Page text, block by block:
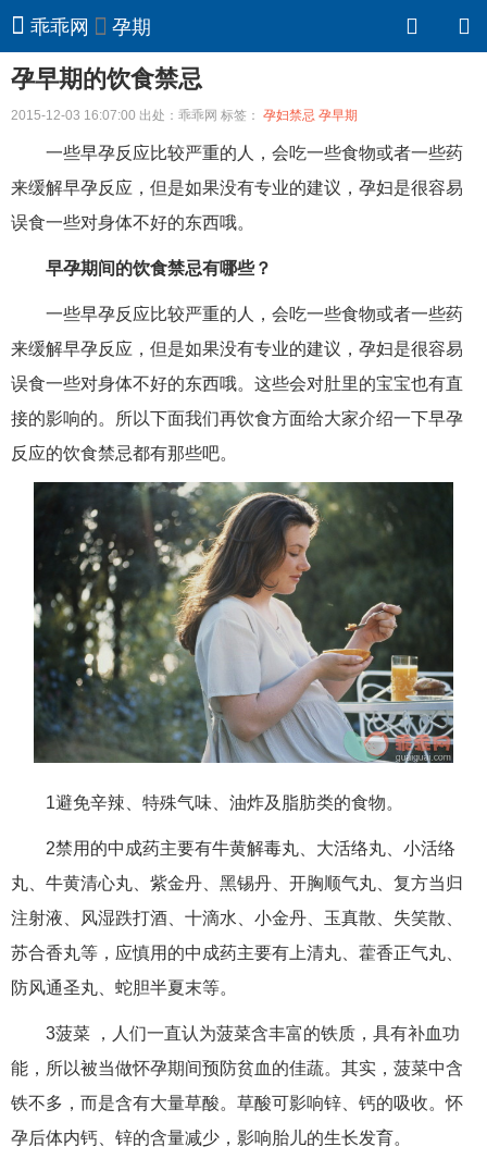
乖乖网 孕期
孕早期的饮食禁忌
2015-12-03 16:07:00 出处：乖乖网 标签： 孕妇禁忌 孕早期
一些早孕反应比较严重的人，会吃一些食物或者一些药
来缓解早孕反应，但是如果没有专业的建议，孕妇是很容易
误食一些对身体不好的东西哦。
早孕期间的饮食禁忌有哪些？
一些早孕反应比较严重的人，会吃一些食物或者一些药
来缓解早孕反应，但是如果没有专业的建议，孕妇是很容易
误食一些对身体不好的东西哦。这些会对肚里的宝宝也有直
接的影响的。所以下面我们再饮食方面给大家介绍一下早孕
反应的饮食禁忌都有那些吧。
1避免辛辣、特殊气味、油炸及脂肪类的食物。
2禁用的中成药主要有牛黄解毒丸、大活络丸、小活络
丸、牛黄清心丸、紫金丹、黑锡丹、开胸顺气丸、复方当归
注射液、风湿跌打酒、十滴水、小金丹、玉真散、失笑散、
苏合香丸等，应慎用的中成药主要有上清丸、藿香正气丸、
防风通圣丸、蛇胆半夏末等。
3菠菜 ，人们一直认为菠菜含丰富的铁质，具有补血功
能，所以被当做怀孕期间预防贫血的佳蔬。其实，菠菜中含
铁不多，而是含有大量草酸。草酸可影响锌、钙的吸收。怀
孕后体内钙、锌的含量减少，影响胎儿的生长发育。